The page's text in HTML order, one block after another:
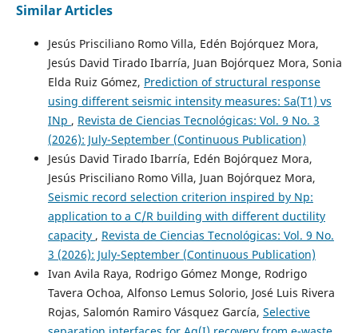
Similar Articles
Jesús Prisciliano Romo Villa, Edén Bojórquez Mora,
Jesús David Tirado Ibarría, Juan Bojórquez Mora, Sonia
Elda Ruiz Gómez, Prediction of structural response
using different seismic intensity measures: Sa(T1) vs
INp , Revista de Ciencias Tecnológicas: Vol. 9 No. 3
(2026): July-September (Continuous Publication)
Jesús David Tirado Ibarría, Edén Bojórquez Mora,
Jesús Prisciliano Romo Villa, Juan Bojórquez Mora,
Seismic record selection criterion inspired by Np:
application to a C/R building with different ductility
capacity , Revista de Ciencias Tecnológicas: Vol. 9 No.
3 (2026): July-September (Continuous Publication)
Ivan Avila Raya, Rodrigo Gómez Monge, Rodrigo
Tavera Ochoa, Alfonso Lemus Solorio, José Luis Rivera
Rojas, Salomón Ramiro Vásquez García, Selective